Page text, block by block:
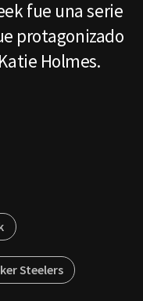
fue una serie
protagonizado
Holmes.
Steelers